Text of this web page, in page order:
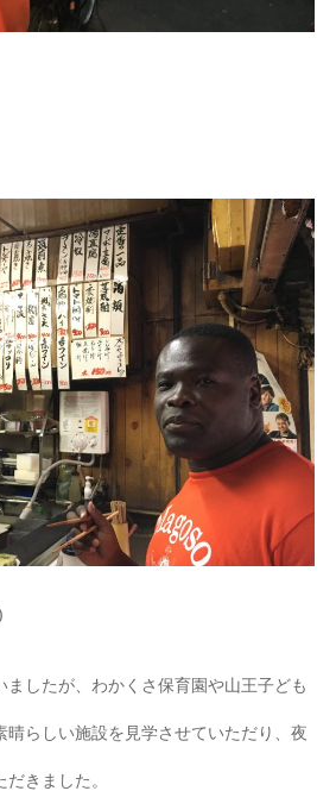
ましたが、わかくさ保育園や山王子ども
晴らしい施設を見学させていただり、夜
きました。